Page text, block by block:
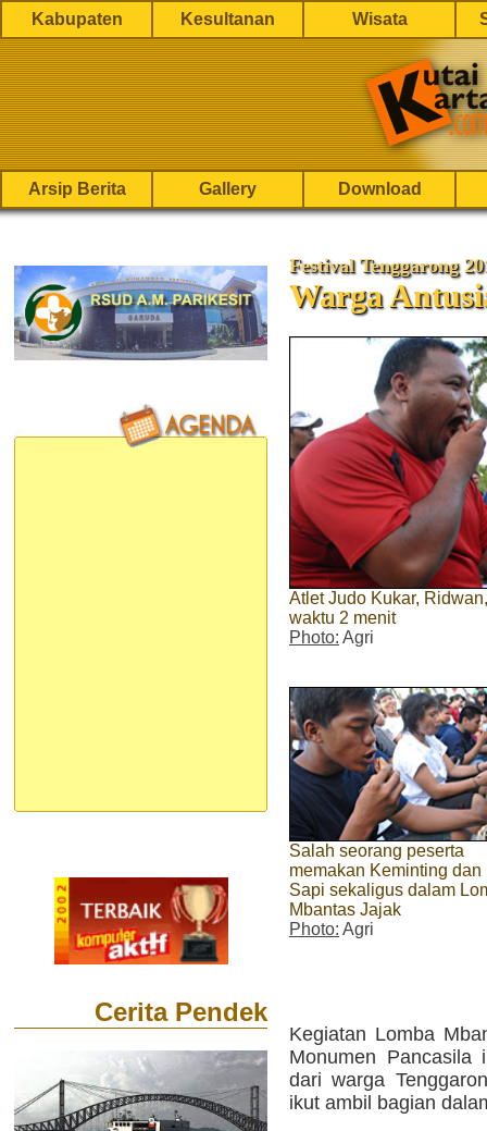
Kabupaten Kesultanan Wisata
Arsip Berita Gallery Download
Cerita Pendek
Festival Tenggarong
Warga
Atlet Judo Kukar,
waktu 2 menit
Photo: Agri
Salah seorang peserta
memakan Keminting dan
Sapi sekaligus dalam
Mbantas Jajak
Photo: Agri
Kegiatan Lomba
Monumen Pancasila
dari warga
ikut ambil bagian